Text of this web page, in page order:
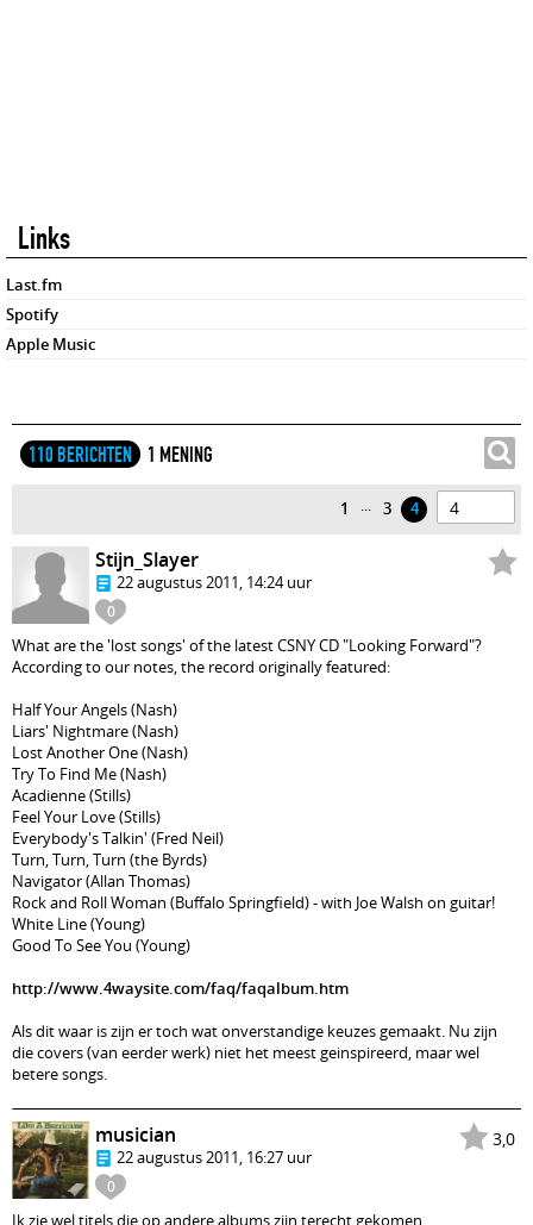
Links
Last.fm
Spotify
Apple Music
110 BERICHTEN 1 MENING
1 ... 3 4
0
Stijn_Slayer
22 augustus 2011, 14:24 uur
What are the 'lost songs' of the latest CSNY CD "Looking Forward"?
According to our notes, the record originally featured:
Half Your Angels (Nash)
Liars' Nightmare (Nash)
Lost Another One (Nash)
Try To Find Me (Nash)
Acadienne (Stills)
Feel Your Love (Stills)
Everybody's Talkin' (Fred Neil)
Turn, Turn, Turn (the Byrds)
Navigator (Allan Thomas)
Rock and Roll Woman (Buffalo Springfield) - with Joe Walsh on guitar!
White Line (Young)
Good To See You (Young)
http://www.4waysite.com/faq/faqalbum.htm
Als dit waar is zijn er toch wat onverstandige keuzes gemaakt. Nu zijn
die covers (van eerder werk) niet het meest geinspireerd, maar wel
betere songs.
3,0
0
musician
22 augustus 2011, 16:27 uur
Ik zie wel titels die op andere albums zijn terecht gekomen.